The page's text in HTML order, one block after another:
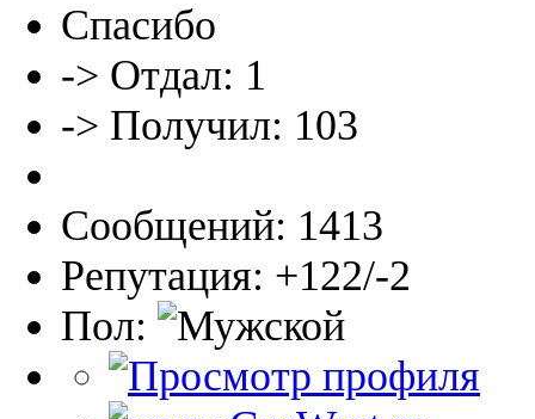
Спасибо
-> Отдал: 1
-> Получил: 103
Сообщений: 1413
Репутация: +122/-2
Пол: